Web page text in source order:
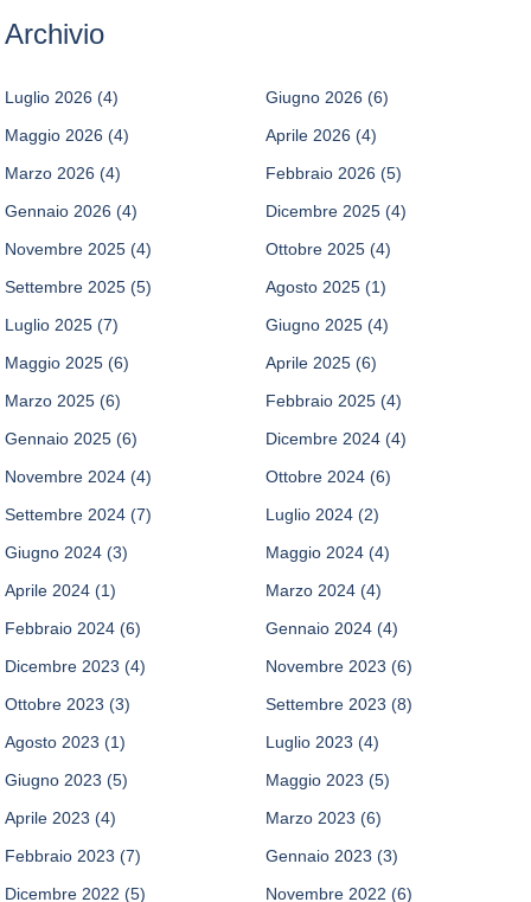
Archivio
Luglio 2026 (4) Giugno 2026 (6)
Maggio 2026 (4) Aprile 2026 (4)
Marzo 2026 (4) Febbraio 2026 (5)
Gennaio 2026 (4) Dicembre 2025 (4)
Novembre 2025 (4) Ottobre 2025 (4)
Settembre 2025 (5) Agosto 2025 (1)
Luglio 2025 (7) Giugno 2025 (4)
Maggio 2025 (6) Aprile 2025 (6)
Marzo 2025 (6) Febbraio 2025 (4)
Gennaio 2025 (6) Dicembre 2024 (4)
Novembre 2024 (4) Ottobre 2024 (6)
Settembre 2024 (7) Luglio 2024 (2)
Giugno 2024 (3) Maggio 2024 (4)
Aprile 2024 (1) Marzo 2024 (4)
Febbraio 2024 (6) Gennaio 2024 (4)
Dicembre 2023 (4) Novembre 2023 (6)
Ottobre 2023 (3) Settembre 2023 (8)
Agosto 2023 (1) Luglio 2023 (4)
Giugno 2023 (5) Maggio 2023 (5)
Aprile 2023 (4) Marzo 2023 (6)
Febbraio 2023 (7) Gennaio 2023 (3)
Dicembre 2022 (5) Novembre 2022 (6)